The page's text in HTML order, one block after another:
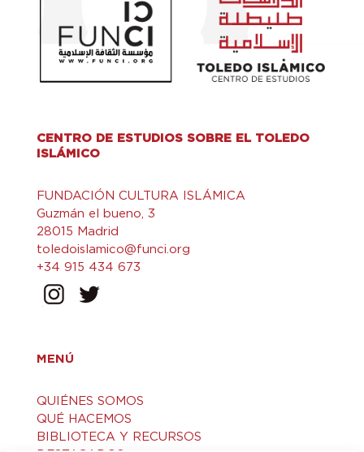
CENTRO DE ESTUDIOS SOBRE EL TOLEDO
ISLÁMICO
FUNDACIÓN CULTURA ISLÁMICA
Guzmán el bueno, 3
28015 Madrid
toledoislamico@funci.org
+34 915 434 673
MENÚ
QUIÉNES SOMOS
QUÉ HACEMOS
BIBLIOTECA Y RECURSOS